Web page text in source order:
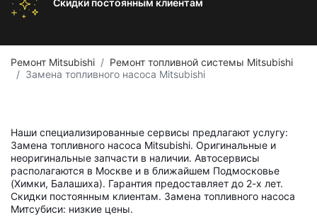
Скидки постоянным клиентам
Ремонт Mitsubishi
Ремонт топливной системы Mitsubishi
Замена топливного насоса Mitsubishi
Наши специализированные сервисы предлагают услугу:
Замена топливного насоса Mitsubishi. Оригинальные и
неоригинальные запчасти в наличии. Автосервисы
располагаются в Москве и в ближайшем Подмосковье
(Химки, Балашиха). Гарантия предоставляет до 2-х лет.
Скидки постоянным клиентам. Замена топливного насоса
Митсубиси: низкие цены.